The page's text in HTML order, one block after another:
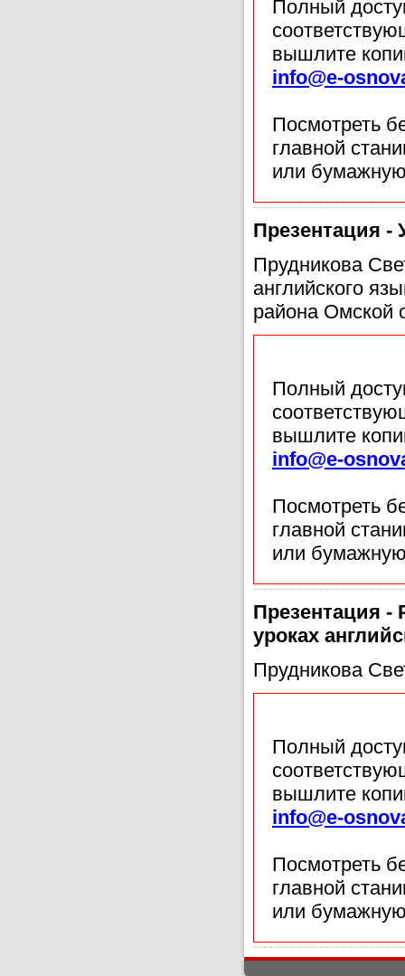
Полный
вышлите
info@e-
Посмотреть
главной
или
Презентация -
Прудникова
английского
района Омской
Полный
вышлите
info@e-
Посмотреть
главной
или
Презентация -
уроках
Прудникова
Полный
вышлите
info@e-
Посмотреть
главной
или